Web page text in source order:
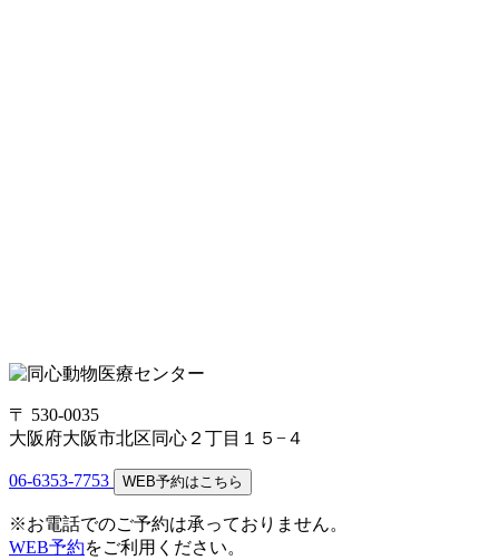
〒 530-0035
大阪府大阪市北区同心２丁目１５−４
06-6353-7753 WEB予約はこちら
※お電話でのご予約は承っておりません。
WEB予約をご利用ください。